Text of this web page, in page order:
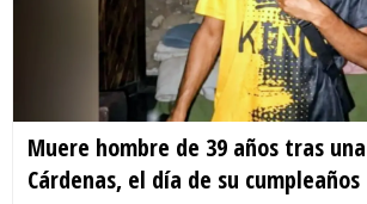
Muere hombre de 39 años tras
Cárdenas, el día de su cumpleaños